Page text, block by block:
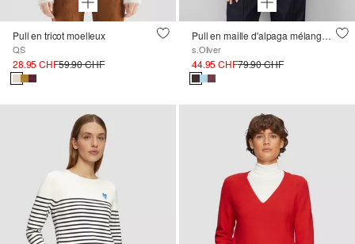
Pull en tricot moelleux
QS
28.95 CHF59.90 CHF
Pull en maille d'alpaga mélangée, coupe décontractée
s.Oliver
44.95 CHF79.90 CHF